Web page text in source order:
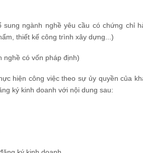
ngành nghề yêu cầu có chứng chỉ
thiết kế công trình xây dựng...)
nghề có vốn pháp định)
hiện công việc theo sự ủy quyền của
ký kinh doanh với nội dung sau: